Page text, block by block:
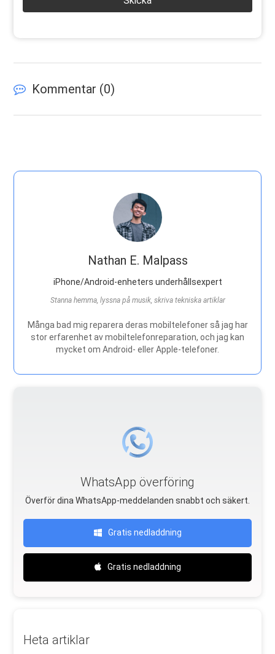
Kommentar (0)
Nathan E. Malpass
iPhone/Android-enheters underhållsexpert
Stanna hemma, lyssna på musik, skriva tekniska artiklar
Många bad mig reparera deras mobiltelefoner så jag har
stor erfarenhet av mobiltelefonreparation, och jag kan
mycket om Android- eller Apple-telefoner.
WhatsApp överföring
Överför dina WhatsApp-meddelanden snabbt och säkert.
Gratis nedladdning
Gratis nedladdning
Heta artiklar